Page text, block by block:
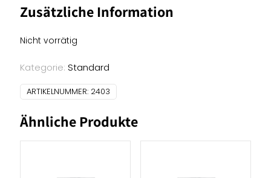
Zusätzliche Information
Nicht vorrätig
Kategorie: Standard
ARTIKELNUMMER: 2403
Ähnliche Produkte